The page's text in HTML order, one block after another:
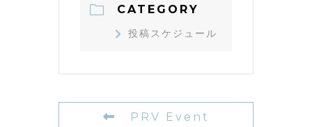
CATEGORY
投稿スケジュール
PRV Event